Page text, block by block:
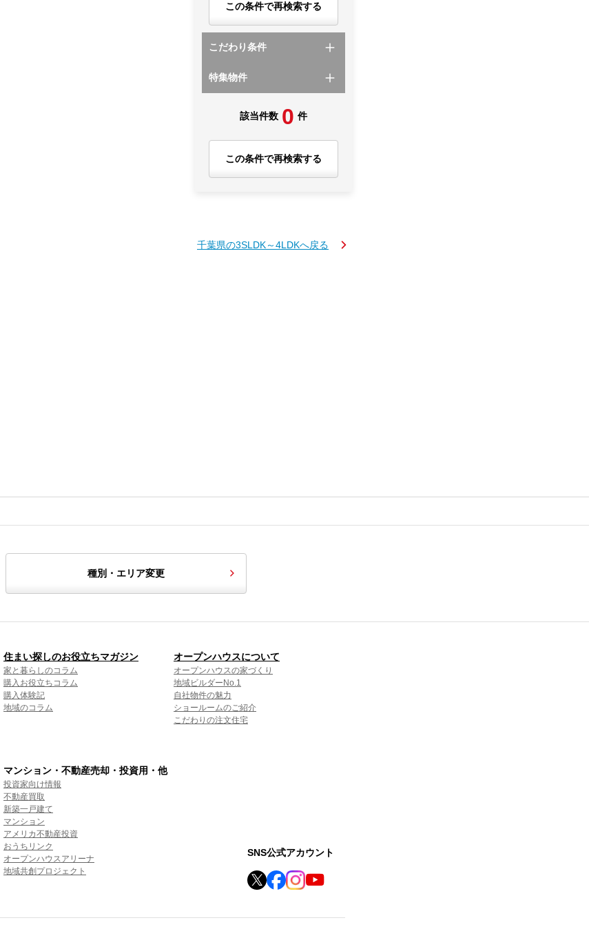
この条件で再検索する
こだわり条件
特集物件
該当件数 0 件
この条件で再検索する
千葉県の3SLDK～4LDKへ戻る
種別・エリア変更
住まい探しのお役立ちマガジン
家と暮らしのコラム
購入お役立ちコラム
購入体験記
地域のコラム
オープンハウスについて
オープンハウスの家づくり
地域ビルダーNo.1
自社物件の魅力
ショールームのご紹介
こだわりの注文住宅
マンション・不動産売却・投資用・他
投資家向け情報
不動産買取
新築一戸建て
マンション
アメリカ不動産投資
おうちリンク
オープンハウスアリーナ
地域共創プロジェクト
SNS公式アカウント